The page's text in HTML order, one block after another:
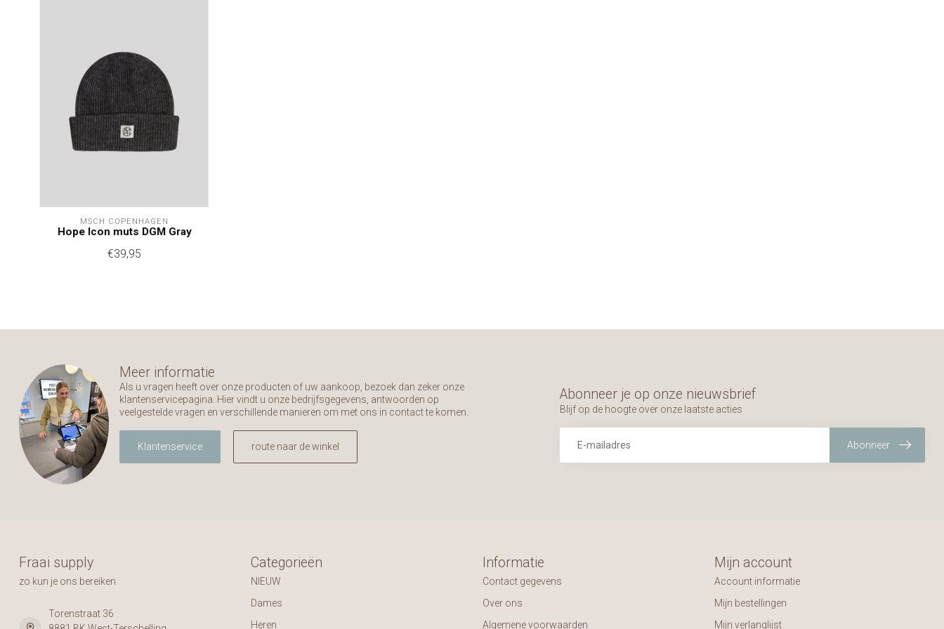
MSCH COPENHAGEN
Hope Icon muts DGM Gray
€39,95
Meer informatie
Als u vragen heeft over onze producten of uw aankoop, bezoek dan zeker onze
klantenservicepagina. Hier vindt u onze bedrijfsgegevens, antwoorden op
veelgestelde vragen en verschillende manieren om met ons in contact te komen.
Klantenservice route naar de winkel
Abonneer je op onze nieuwsbrief
Blijf op de hoogte over onze laatste acties
Abonneer
Fraai supply
zo kun je ons bereiken
Torenstraat 36
Categorieën
NIEUW
Dames
Heren
Informatie
Contact gegevens
Over ons
Algemene voorwaarden
Mijn account
Account informatie
Mijn bestellingen
Mijn verlanglijst